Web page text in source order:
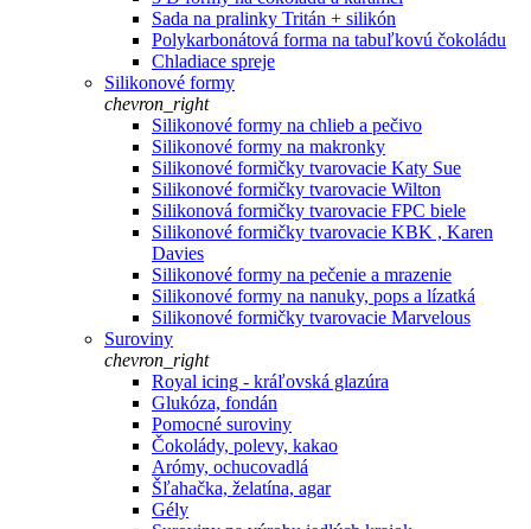
Sada na pralinky Tritán + silikón
Polykarbonátová forma na tabuľkovú čokoládu
Chladiace spreje
Silikonové formy
chevron_right
Silikonové formy na chlieb a pečivo
Silikonové formy na makronky
Silikonové formičky tvarovacie Katy Sue
Silikonové formičky tvarovacie Wilton
Silikonová formičky tvarovacie FPC biele
Silikonové formičky tvarovacie KBK , Karen
Davies
Silikonové formy na pečenie a mrazenie
Silikonové formy na nanuky, pops a lízatká
Silikonové formičky tvarovacie Marvelous
Suroviny
chevron_right
Royal icing - kráľovská glazúra
Glukóza, fondán
Pomocné suroviny
Čokolády, polevy, kakao
Arómy, ochucovadlá
Šľahačka, želatína, agar
Gély